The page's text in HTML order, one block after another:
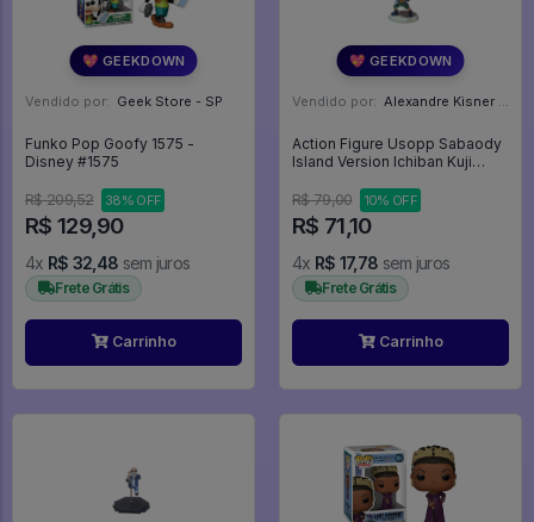
💖 GEEKDOWN
Vendido por: Geek Store - SP
Funko Pop Goofy 1575 -
Disney #1575
R$ 209,52 38% OFF
R$ 129,90
4x R$ 32,48 sem juros
Frete Grátis
Carrinho
💖 GEEKDOWN
Vendido por: Alexandre Kisner - PR
Action Figure Usopp Sabaody
Island Version Ichiban Kuji
Banpresto - One Piece
R$ 79,00 10% OFF
R$ 71,10
4x R$ 17,78 sem juros
Frete Grátis
Carrinho